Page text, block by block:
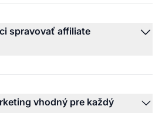
spravovať affiliate
vhodný pre každý